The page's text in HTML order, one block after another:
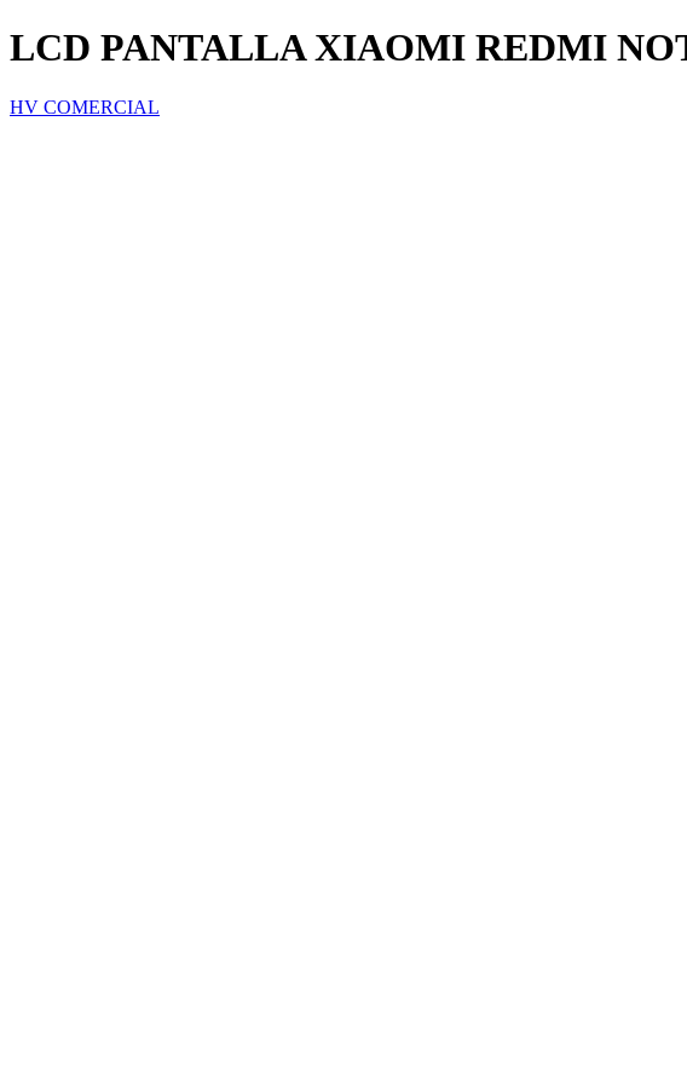
LCD PANTALLA XIAOMI REDMI
HV COMERCIAL